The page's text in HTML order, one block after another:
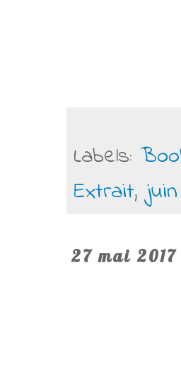
Labels:
Extrait,
27 mai 2017